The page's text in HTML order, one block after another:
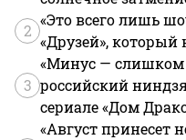
2
«Это всего лишь
«Друзей», который
3
«Минус — слишком
российский
сериале «Дом
«Август принесет